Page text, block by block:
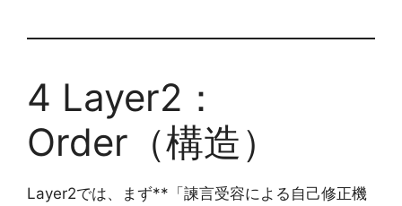
4 Layer2：
Order（構造）
Layer2では、まず**「諫言受容による自己修正機